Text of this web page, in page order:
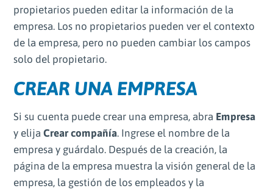
propietarios pueden editar la información de la
empresa. Los no propietarios pueden ver el contexto
de la empresa, pero no pueden cambiar los campos
solo del propietario.
CREAR UNA EMPRESA
Si su cuenta puede crear una empresa, abra Empresa
y elijaCrear compañía. Ingrese el nombre de la
empresa y guárdalo. Después de la creación, la
página de la empresa muestra la visión general de la
empresa, la gestión de los empleados y la